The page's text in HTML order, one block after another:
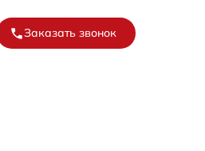
Заказать звонок